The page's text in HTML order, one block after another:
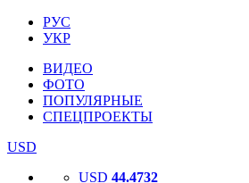
РУС
УКР
ВИДЕО
ФОТО
ПОПУЛЯРНЫЕ
СПЕЦПРОЕКТЫ
USD
USD 44.4732